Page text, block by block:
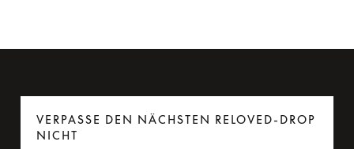
VERPASSE DEN NÄCHSTEN RELOVED-DROP
NICHT